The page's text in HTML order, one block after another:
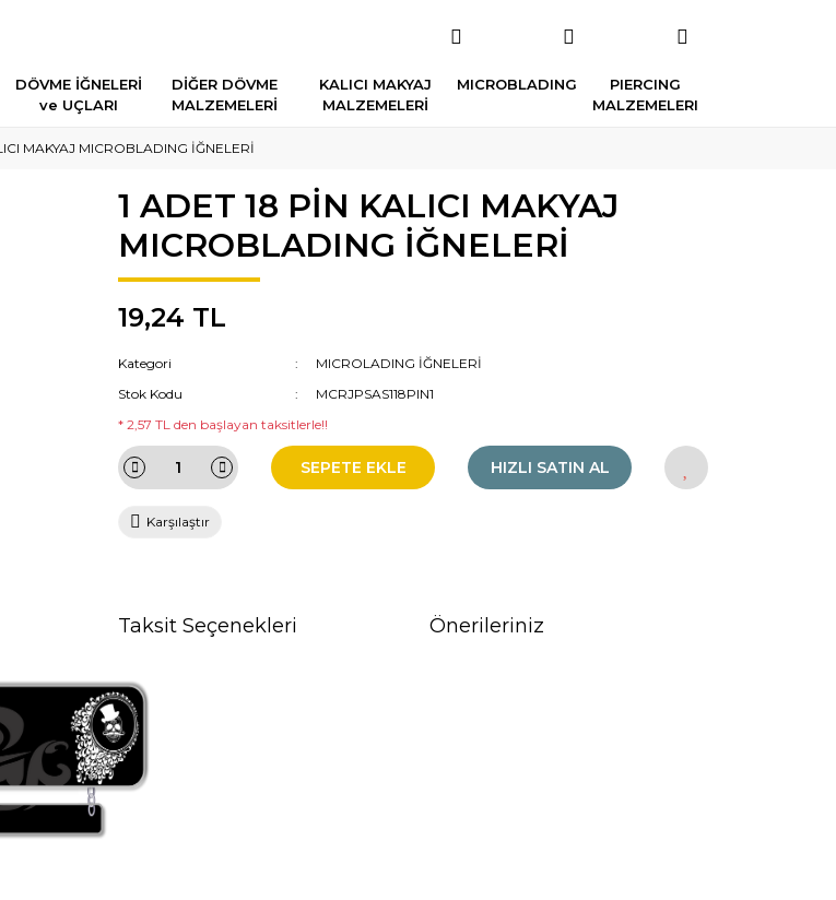
DÖVME İĞNELERİ
ve UÇLARI
DİĞER DÖVME
MALZEMELERİ
KALICI MAKYAJ
MALZEMELERİ
MICROBLADING
PIERCING
MALZEMELERI
MAKYAJ MICROBLADING İĞNELERİ
1 ADET 18 PİN KALICI MAKYAJ
MICROBLADING İĞNELERİ
19,24 TL
Kategori
MICROLADING İĞNELERİ
Stok Kodu
MCRJPSAS118PIN1
* 2,57 TL den başlayan taksitlerle!!
SEPETE EKLE HIZLI SATIN AL
Karşılaştır
Taksit Seçenekleri Önerileriniz